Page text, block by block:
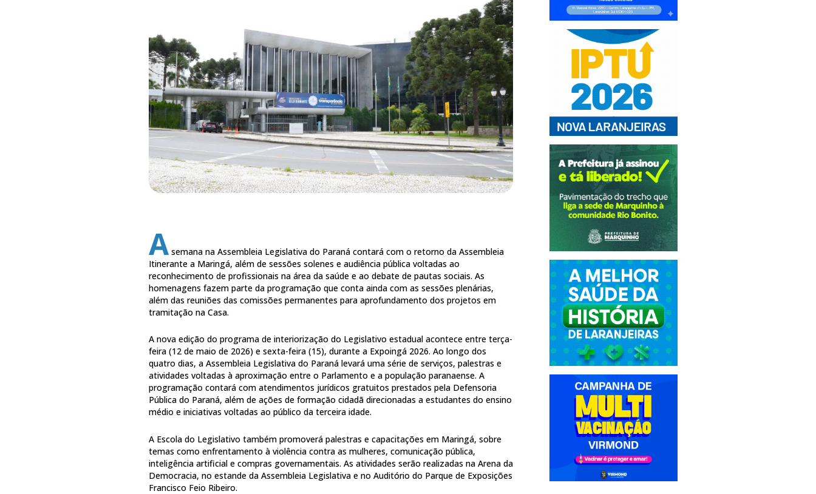
A semana na Assembleia Legislativa do Paraná contará com o retorno da Assembleia
Itinerante a Maringá, além de sessões solenes e audiência pública voltadas ao
reconhecimento de profissionais na área da saúde e ao debate de pautas sociais. As
homenagens fazem parte da programação que conta ainda com as sessões plenárias,
além das reuniões das comissões permanentes para aprofundamento dos projetos em
tramitação na Casa.
A nova edição do programa de interiorização do Legislativo estadual acontece entre terça-
feira (12 de maio de 2026) e sexta-feira (15), durante a Expoingá 2026. Ao longo dos
quatro dias, a Assembleia Legislativa do Paraná levará uma série de serviços, palestras e
atividades voltadas à aproximação entre o Parlamento e a população paranaense. A
programação contará com atendimentos jurídicos gratuitos prestados pela Defensoria
Pública do Paraná, além de ações de formação cidadã direcionadas a estudantes do ensino
médio e iniciativas voltadas ao público da terceira idade.
A Escola do Legislativo também promoverá palestras e capacitações em Maringá, sobre
temas como enfrentamento à violência contra as mulheres, comunicação pública,
inteligência artificial e compras governamentais. As atividades serão realizadas na Arena da
Democracia, no estande da Assembleia Legislativa e no Auditório do Parque de Exposições
Francisco Feio Ribeiro.